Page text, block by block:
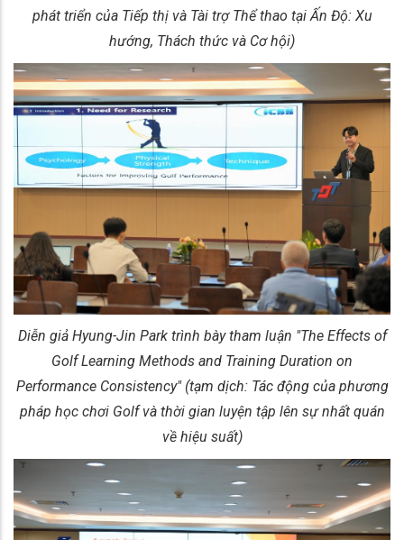
phát triển của Tiếp thị và Tài trợ Thể thao tại Ấn Độ: Xu
hướng, Thách thức và Cơ hội)
Diễn giả Hyung-Jin Park trình bày tham luận "The Effects of
Golf Learning Methods and Training Duration on
Performance Consistency" (tạm dịch: Tác động của phương
pháp học chơi Golf và thời gian luyện tập lên sự nhất quán
về hiệu suất)